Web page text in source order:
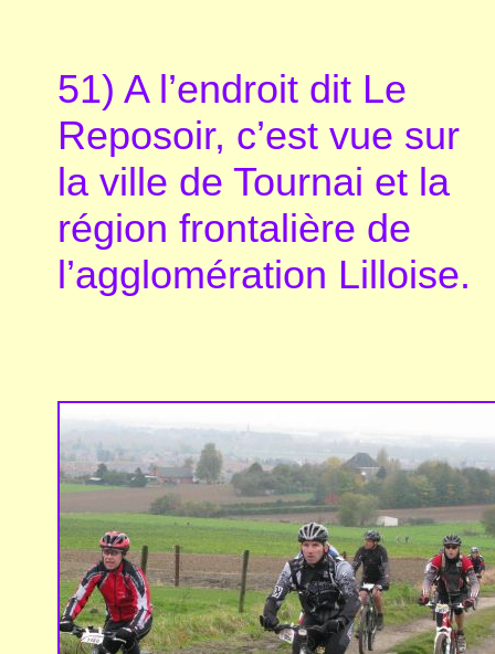
51) A l’endroit dit Le
Reposoir, c’est vue sur
la ville de Tournai et la
région frontalière de
l’agglomération Lilloise.